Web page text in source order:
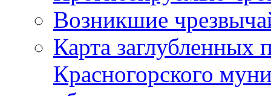
Возникшие
Карта
Красногорского